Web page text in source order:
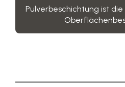
Pulverbeschichtung ist